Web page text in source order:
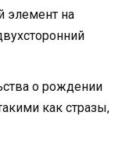
элемент на
о рождении
как стразы,